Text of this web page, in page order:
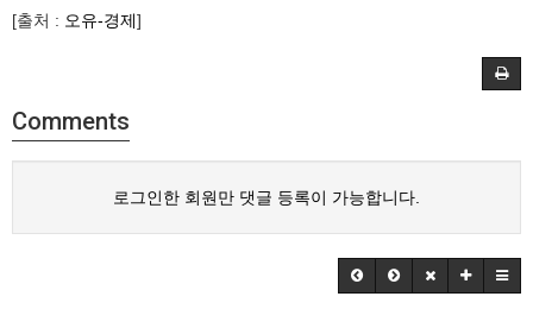
[출처 : 오유-경제]
Comments
로그인한 회원만 댓글 등록이 가능합니다.